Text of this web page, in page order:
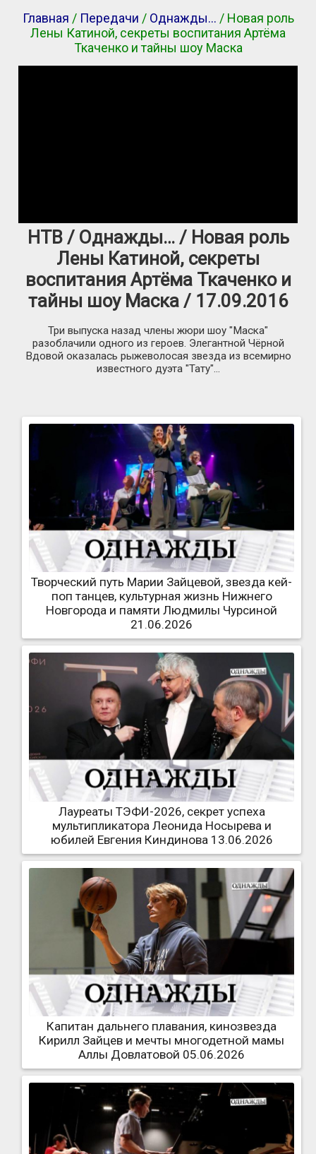
Главная / Передачи / Однажды… / Новая роль
Лены Катиной, секреты воспитания Артёма
Ткаченко и тайны шоу Маска
НТВ / Однажды… / Новая роль
Лены Катиной, секреты
воспитания Артёма Ткаченко и
тайны шоу Маска / 17.09.2016
Три выпуска назад члены жюри шоу "Маска"
разоблачили одного из героев. Элегантной Чёрной
Вдовой оказалась рыжеволосая звезда из всемирно
известного дуэта "Тату"...
Творческий путь Марии Зайцевой, звезда кей-
поп танцев, культурная жизнь Нижнего
Новгорода и памяти Людмилы Чурсиной
21.06.2026
Лауреаты ТЭФИ-2026, секрет успеха
мультипликатора Леонида Носырева и
юбилей Евгения Киндинова 13.06.2026
Капитан дальнего плавания, кинозвезда
Кирилл Зайцев и мечты многодетной мамы
Аллы Довлатовой 05.06.2026